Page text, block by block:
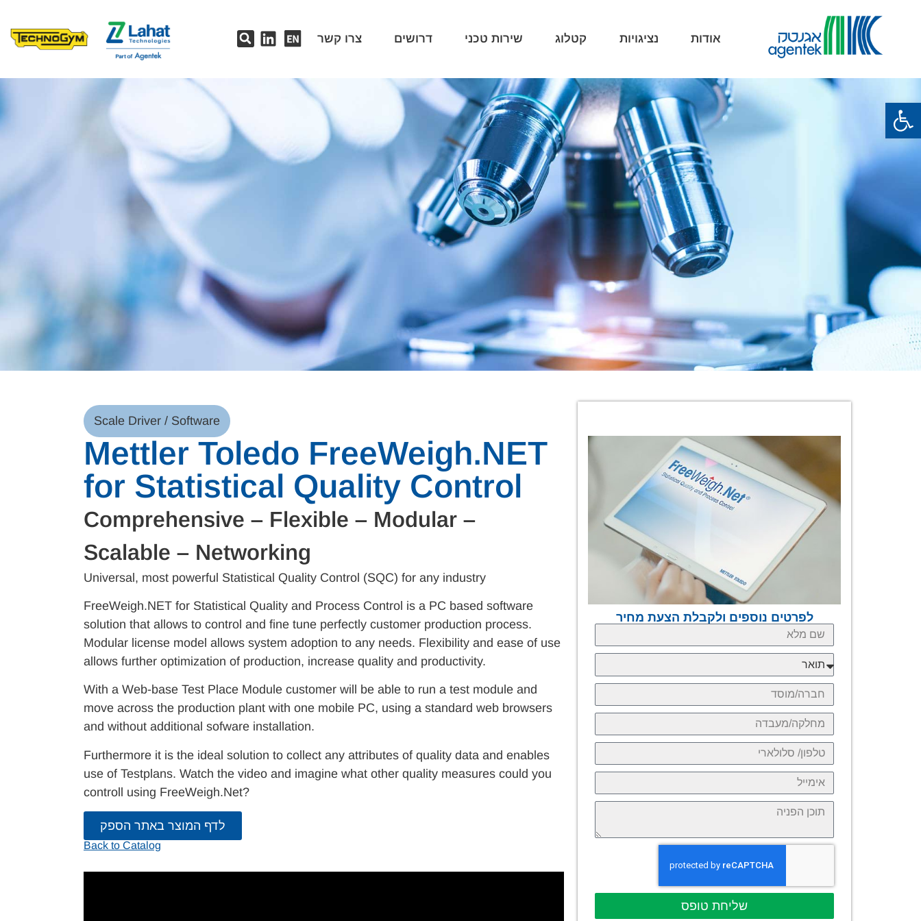
פתח סרגל נגישות
אודות נציגויות קטלוג שירות טכני דרושים צרו קשר
לפרטים נוספים ולקבלת הצעת מחיר
שליחת טופס
Scale Driver / Software
Mettler Toledo FreeWeigh.NET
for Statistical Quality Control
Comprehensive – Flexible – Modular –
Scalable – Networking
Universal, most powerful Statistical Quality Control (SQC) for any industry
FreeWeigh.NET for Statistical Quality and Process Control is a PC based software
solution that allows to control and fine tune perfectly customer production process.
Modular license model allows system adoption to any needs. Flexibility and ease of use
allows further optimization of production, increase quality and productivity.
With a Web-base Test Place Module customer will be able to run a test module and
move across the production plant with one mobile PC, using a standard web browsers
and without additional sofware installation.
Furthermore it is the ideal solution to collect any attributes of quality data and enables
use of Testplans. Watch the video and imagine what other quality measures could you
controll using FreeWeigh.Net?
לדף המוצר באתר הספק
Back to Catalog